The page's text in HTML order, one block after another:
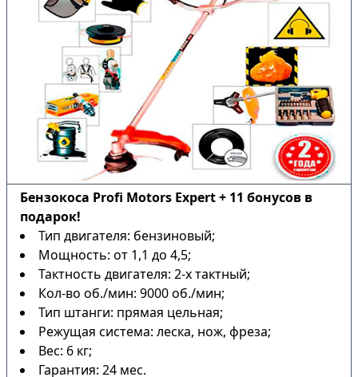
Бензокоса Profi Motors Expert + 11 бонусов в
подарок!
Тип двигателя: бензиновый;
Мощность: от 1,1 до 4,5;
Тактность двигателя: 2-х тактный;
Кол-во об./мин: 9000 об./мин;
Тип штанги: прямая цельная;
Режущая система: леска, нож, фреза;
Вес: 6 кг;
Гарантия: 24 мес.